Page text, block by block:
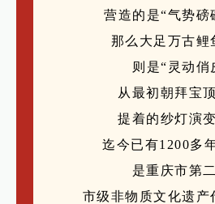
营造的是“气势磅
那么大足万古鲤
则是“灵动俏
从最初朝拜宝
提着的纱灯演
迄今已有1200多
是重庆市第
市级非物质文化遗产